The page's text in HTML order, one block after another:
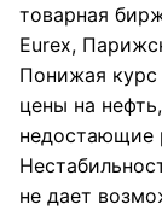
товарная
Eurex,
Понижая курс
цены на
недостающие
не дает